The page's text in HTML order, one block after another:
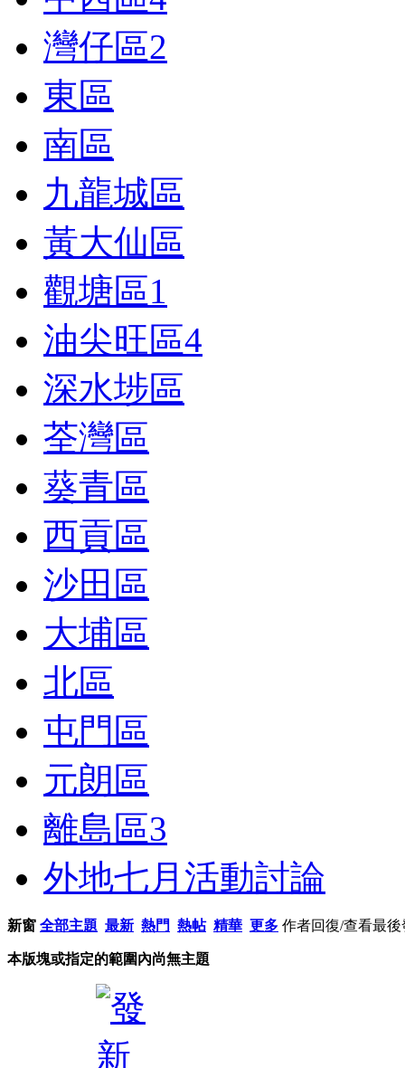
灣仔區2
東區
南區
九龍城區
黃大仙區
觀塘區1
油尖旺區4
深水埗區
荃灣區
葵青區
西貢區
沙田區
大埔區
北區
屯門區
元朗區
離島區3
外地七月活動討論
新窗 全部主題 最新 熱門 熱帖 精華 更多 作者回復/查看最後
本版塊或指定的範圍內尚無主題